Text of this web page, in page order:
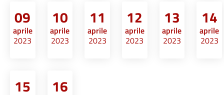
09
aprile
2023
10
aprile
2023
11
aprile
2023
12
aprile
2023
13
aprile
2023
14
aprile
2023
15 16